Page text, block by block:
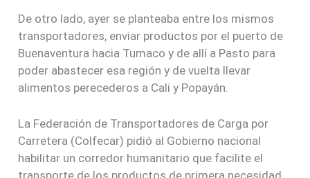
De otro lado, ayer se planteaba entre los mismos
transportadores, enviar productos por el puerto de
Buenaventura hacia Tumaco y de allí a Pasto para
poder abastecer esa región y de vuelta llevar
alimentos perecederos a Cali y Popayán.
La Federación de Transportadores de Carga por
Carretera (Colfecar) pidió al Gobierno nacional
habilitar un corredor humanitario que facilite el